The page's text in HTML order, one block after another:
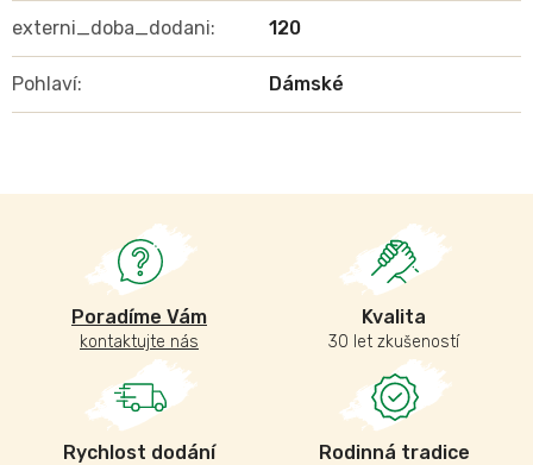
Poradíme Vám
kontaktujte nás
Kvalita
30 let zkušeností
Rychlost dodání Rodinná tradice
externi_doba_dodani: 120
Pohlaví: Dámské